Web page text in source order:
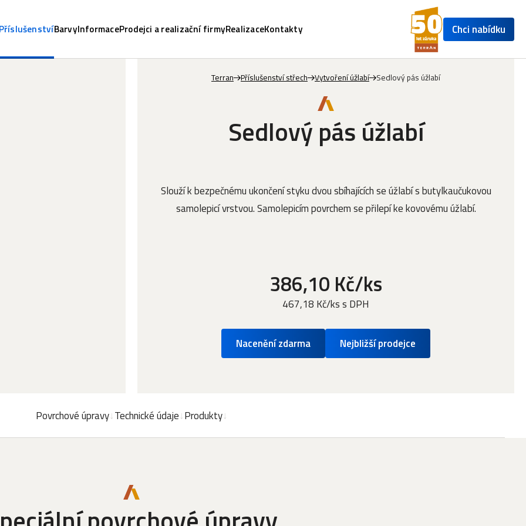
BarvyInformaceProdejci a realizační firmyRealizaceKontakty Chci nabídku
Terran Příslušenství střech Vytvoření úžlabí Sedlový pás úžlabí
Sedlový pás úžlabí
Slouží k bezpečnému ukončení styku dvou sbíhajících se úžlabí s butylkaučukovou
samolepicí vrstvou. Samolepicím povrchem se přilepí ke kovovému úžlabí.
386,10 Kč/ks
467,18 Kč/ks s DPH
Nacenění zdarma Nejbližší prodejce
Povrchové úpravy Technické údaje Produkty